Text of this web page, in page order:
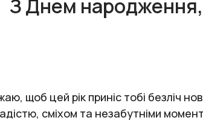
З Днем
щоб цей рік приніс тобі безліч
сміхом та незабутніми